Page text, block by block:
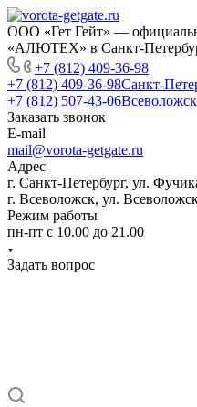
ООО «Гет Гейт» —
«АЛЮТЕХ» в Санкт-
+7 (812) 409-36-98
+7 (812) 409-36-98Санкт-
+7 (812) 507-43-06Всеволожск
Заказать звонок
E-mail
mail@vorota-getgate.ru
Адрес
г. Санкт-Петербург, ул.
г. Всеволожск, ул.
Режим работы
пн-пт c 10.00 до 21.00
Задать вопрос